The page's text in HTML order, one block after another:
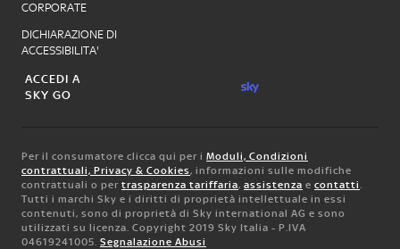
CORPORATE
DICHIARAZIONE DI
ACCESSIBILITA'
ACCEDI A
SKY GO
Per il consumatore clicca qui per i Moduli, Condizioni
contrattuali, Privacy & Cookies, informazioni sulle modifiche
contrattuali o per trasparenza tariffaria, assistenza e contatti.
Tutti i marchi Sky e i diritti di proprietà intellettuale in essi
contenuti, sono di proprietà di Sky international AG e sono
utilizzati su licenza. Copyright 2019 Sky Italia - P.IVA
04619241005. Segnalazione Abusi